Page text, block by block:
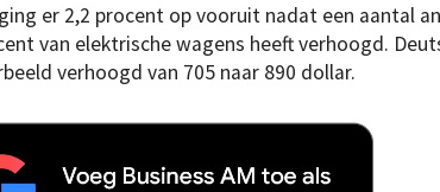
ging er 2,2 procent op vooruit nadat een aantal
van elektrische wagens heeft verhoogd.
verhoogd van 705 naar 890 dollar.